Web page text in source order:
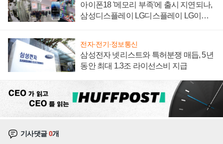
아이폰18 '메모리 부족'에 출시 지연되나,
삼성디스플레이 LG디스플레이 LG이노
전자·전기·정보통신
삼성전자 넷리스트와 특허분쟁 매듭, 5년
동안 최대 1.3조 라이선스비 지급
기사댓글0개